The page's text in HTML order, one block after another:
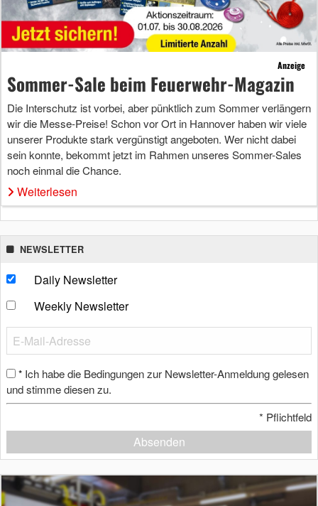
Anzeige
Sommer-Sale beim Feuerwehr-Magazin
Die Interschutz ist vorbei, aber pünktlich zum Sommer verlängern
wir die Messe-Preise! Schon vor Ort in Hannover haben wir viele
unserer Produkte stark vergünstigt angeboten. Wer nicht dabei
sein konnte, bekommt jetzt im Rahmen unseres Sommer-Sales
noch einmal die Chance.
Weiterlesen
NEWSLETTER
Daily Newsletter
Weekly Newsletter
* Ich habe die Bedingungen zur Newsletter-Anmeldung gelesen
und stimme diesen zu.
* Pflichtfeld
Absenden